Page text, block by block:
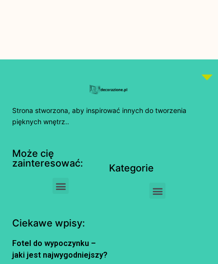
Strona stworzona, aby inspirować innych do tworzenia
pięknych wnętrz..
Może cię
zainteresować:
Kategorie
Ciekawe wpisy:
Fotel do wypoczynku –
jaki jest najwygodniejszy?